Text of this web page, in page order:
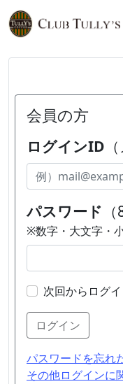
会員の方
ログインID
パスワード
※数字・大文字・
次回からログ
ログイン
パスワードを忘れ
その他ログインに